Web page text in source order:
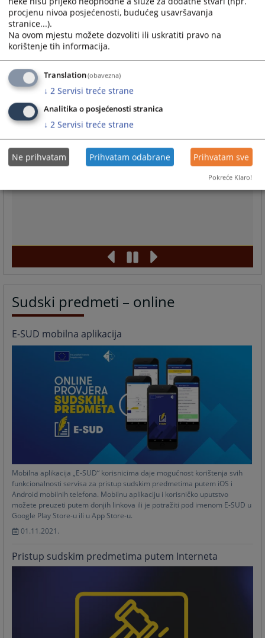
Sudski predmeti – online
E-SUD mobilna aplikacija
Mobilna aplikacija „E-SUD“ korisnicima daje mogućnost korištenja svih
funkcionalnosti servisa za pristup sudskim predmetima putem iOS i
Android mobilnih telefona. Mobilnu aplikaciju i korisničko uputstvo
možete preuzeti putem donjih linkova ili je potražiti pod imenom E-SUD u
Google Play Store-u ili u App Store-u.
01.11.2021.
Pristup sudskim predmetima putem Interneta
procjenu nivoa posjećenosti, budućeg usavršavanja
stranice...).
Na ovom mjestu možete dozvoliti ili uskratiti pravo na
korištenje tih informacija.
Translation(obavezna)
↓ 2 Servisi treće strane
Analitika o posjećenosti stranica
↓ 2 Servisi treće strane
Ne prihvatam Prihvatam odabrane Prihvatam sve
Pokreće Klaro!